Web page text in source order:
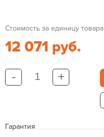
Стоимость за единицу товара
12 071 руб.
- +
Гарантия